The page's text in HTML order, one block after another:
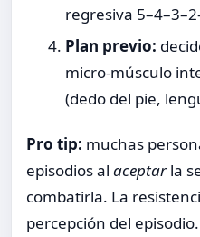
regresiva
Plan previo:
micro-músculo
(dedo del pie,
Pro tip: muchas
episodios al aceptarla
combatirla. La
percepción del episodio.